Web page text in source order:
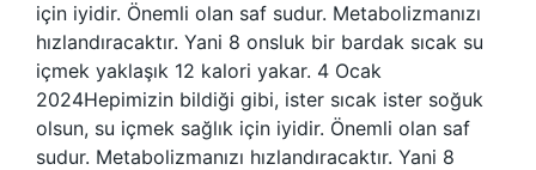
için iyidir. Önemli olan saf sudur. Metabolizmanızı
hızlandıracaktır. Yani 8 onsluk bir bardak sıcak su
içmek yaklaşık 12 kalori yakar. 4 Ocak
2024Hepimizin bildiği gibi, ister sıcak ister soğuk
olsun, su içmek sağlık için iyidir. Önemli olan saf
sudur. Metabolizmanızı hızlandıracaktır. Yani 8